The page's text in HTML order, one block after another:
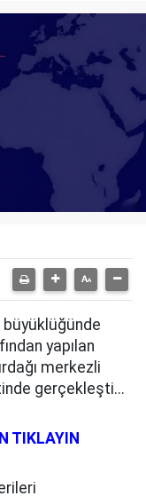
yapılan
merkezli
gerçekleşti...
TIKLAYIN